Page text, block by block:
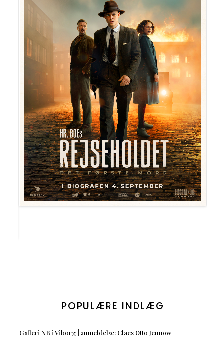
POPULÆRE INDLÆG
Galleri NB i Viborg | anmeldelse: Claes Otto Jennow